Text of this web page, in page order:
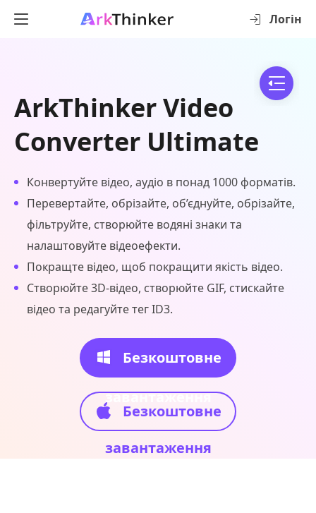
Логін
ArkThinker Video
Converter Ultimate
Конвертуйте відео, аудіо в понад 1000 форматів.
Перевертайте, обрізайте, об’єднуйте, обрізайте,
фільтруйте, створюйте водяні знаки та
налаштовуйте відеоефекти.
Покращте відео, щоб покращити якість відео.
Створюйте 3D-відео, створюйте GIF, стискайте
відео та редагуйте тег ID3.
Безкоштовне
завантаження
Безкоштовне
завантаження